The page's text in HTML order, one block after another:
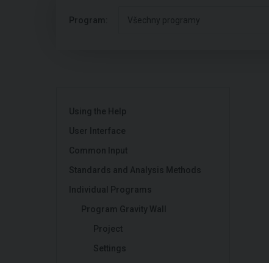
Program: Všechny programy
Using the Help
User Interface
Common Input
Standards and Analysis Methods
Individual Programs
Program Gravity Wall
Project
Settings